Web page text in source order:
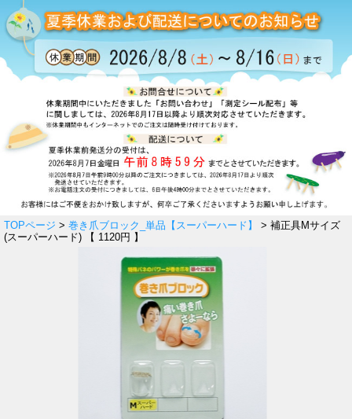
TOPページ > 巻き爪ブロック_単品【スーパーハード】
> 補正具Mサイズ
(スーパーハード) 【 1120円 】